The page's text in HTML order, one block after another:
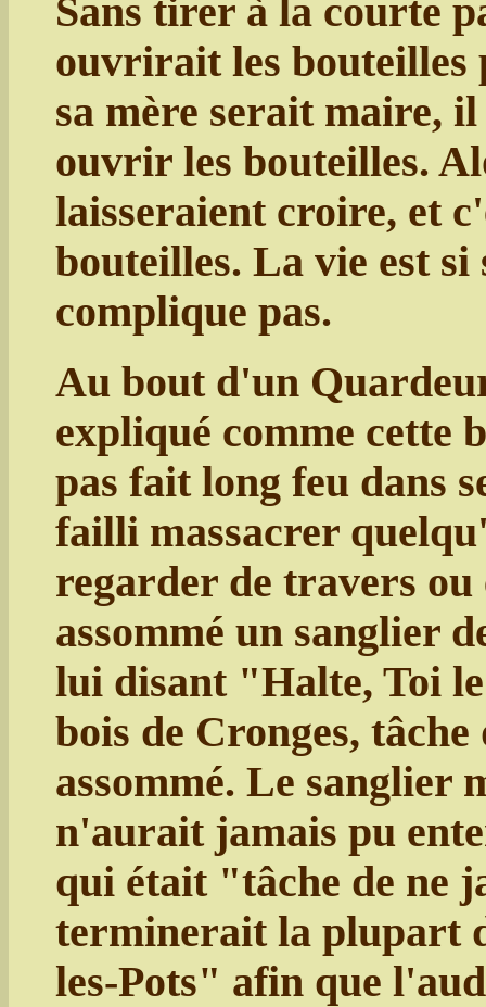
Sans tirer à la courte
ouvrirait les bouteilles
sa mère serait maire,
ouvrir les bouteilles.
laisseraient croire, et
bouteilles. La vie est
complique pas.
Au bout d'un
expliqué comme cette
pas fait long feu dans
failli massacrer
regarder de travers
assommé un sanglier
lui disant "Halte, Toi
bois de Cronges,
assommé. Le sanglier
n'aurait jamais pu
qui était "tâche de ne
terminerait la plupart
les-Pots" afin que